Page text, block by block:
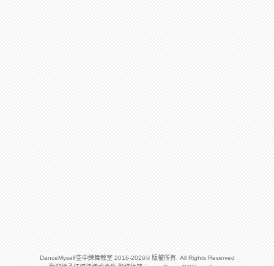
DanceMyself空中練舞教室 2016-2026© 版權所有. All Rights Reserved